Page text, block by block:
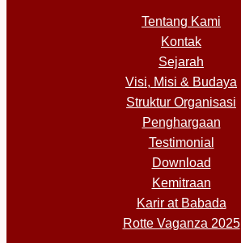
Tentang Kami
Kontak
Sejarah
Visi, Misi & Budaya
Struktur Organisasi
Penghargaan
Testimonial
Download
Kemitraan
Karir at Babada
Rotte Vaganza 2025